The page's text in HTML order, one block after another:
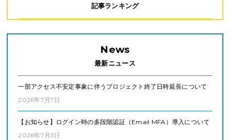
記事ランキング
News
最新ニュース
一部アクセス不安定事象に伴うプロジェクト終了日時延長について
2026年7月7日
【お知らせ】ログイン時の多段階認証（Email MFA）導入について
2026年7月3日